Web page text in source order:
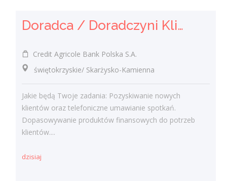
Doradca / Doradczyni Klienta
Credit Agricole Bank Polska S.A.
świętokrzyskie/ Skarżysko-Kamienna
Jakie będą Twoje zadania: Pozyskiwanie nowych
klientów oraz telefoniczne umawianie spotkań.
Dopasowywanie produktów finansowych do potrzeb
klientów....
dzisiaj